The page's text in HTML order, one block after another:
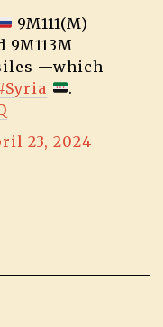
9M111(M)
—which
.
23, 2024